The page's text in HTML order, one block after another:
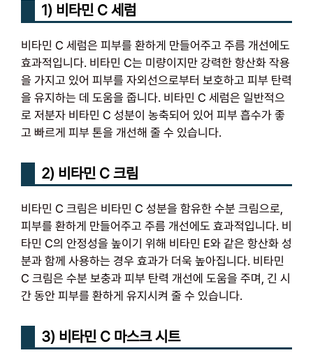
1) 비타민 C 세럼
비타민 C 세럼은 피부를 환하게 만들어주고 주름 개선에도
효과적입니다. 비타민 C는 미량이지만 강력한 항산화 작용
을 가지고 있어 피부를 자외선으로부터 보호하고 피부 탄력
을 유지하는 데 도움을 줍니다. 비타민 C 세럼은 일반적으
로 저분자 비타민 C 성분이 농축되어 있어 피부 흡수가 좋
고 빠르게 피부 톤을 개선해 줄 수 있습니다.
2) 비타민 C 크림
비타민 C 크림은 비타민 C 성분을 함유한 수분 크림으로,
피부를 환하게 만들어주고 주름 개선에도 효과적입니다. 비
타민 C의 안정성을 높이기 위해 비타민 E와 같은 항산화 성
분과 함께 사용하는 경우 효과가 더욱 높아집니다. 비타민
C 크림은 수분 보충과 피부 탄력 개선에 도움을 주며, 긴 시
간 동안 피부를 환하게 유지시켜 줄 수 있습니다.
3) 비타민 C 마스크 시트